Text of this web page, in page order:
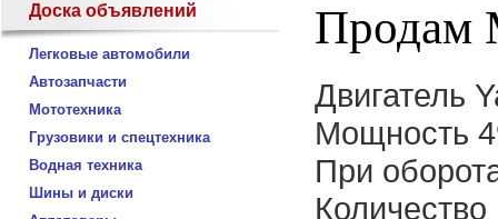
Доска объявлений
Легковые автомобили
Автозапчасти
Мототехника
Грузовики и спецтехника
Водная техника
Шины и диски
Продам
Двигатель
Мощность
При